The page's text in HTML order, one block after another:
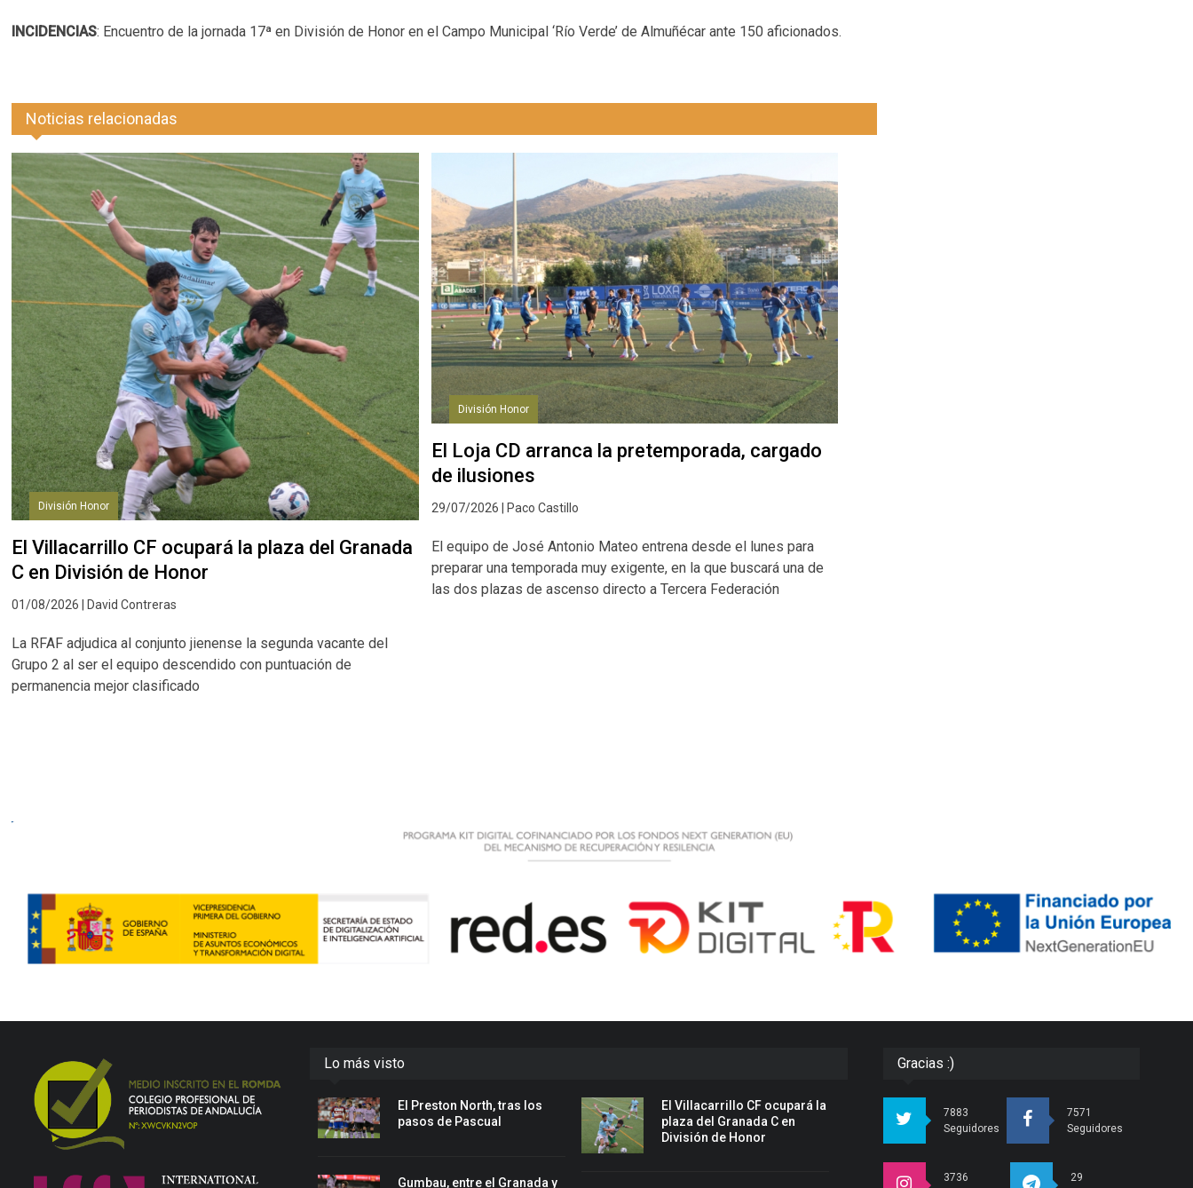
INCIDENCIAS: Encuentro de la jornada 17ª en División de Honor en el Campo Municipal ‘Río Verde’ de Almuñécar ante 150 aficionados.
Noticias relacionadas
División Honor
El Villacarrillo CF ocupará la plaza del Granada
C en División de Honor
01/08/2026 | David Contreras
La RFAF adjudica al conjunto jienense la segunda vacante del
Grupo 2 al ser el equipo descendido con puntuación de
permanencia mejor clasificado
División Honor
El Loja CD arranca la pretemporada, cargado
de ilusiones
29/07/2026 | Paco Castillo
El equipo de José Antonio Mateo entrena desde el lunes para
preparar una temporada muy exigente, en la que buscará una de
las dos plazas de ascenso directo a Tercera Federación
Lo más visto
El Preston North, tras los
pasos de Pascual
Gumbau, entre el Granada y
El Villacarrillo CF ocupará la
plaza del Granada C en
División de Honor
Gracias :)
7883
Seguidores
7571
Seguidores
3736
29